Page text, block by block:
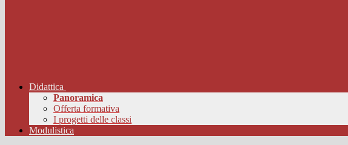
Didattica
Panoramica
Offerta formativa
I progetti delle classi
Modulistica